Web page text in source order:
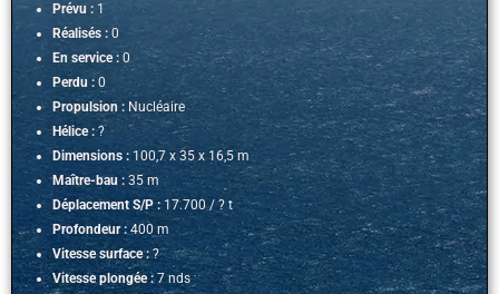
Prévu : 1
Réalisés : 0
En service : 0
Perdu :0
Propulsion : Nucléaire
Hélice :?
Dimensions : 100,7 x 35 x 16,5 m
Maître-bau : 35 m
Déplacement S/P :17.700 / ? t
Profondeur :400 m
Vitesse surface : ?
Vitesse plongée :7 nds